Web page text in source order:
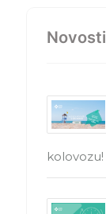
Novosti
kolovozu!